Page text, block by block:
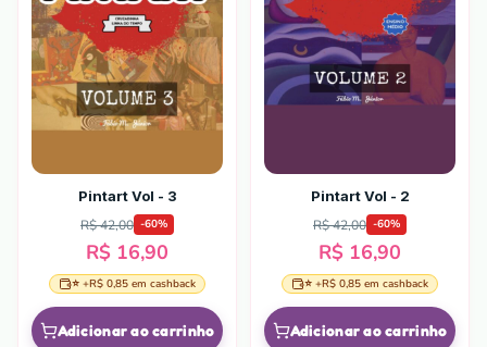
Pintart Vol - 3
R$ 42,00 -60%
R$ 16,90
⭐ +R$ 0,85 em cashback
Adicionar ao carrinho
Pintart Vol - 2
R$ 42,00 -60%
R$ 16,90
⭐ +R$ 0,85 em cashback
Adicionar ao carrinho